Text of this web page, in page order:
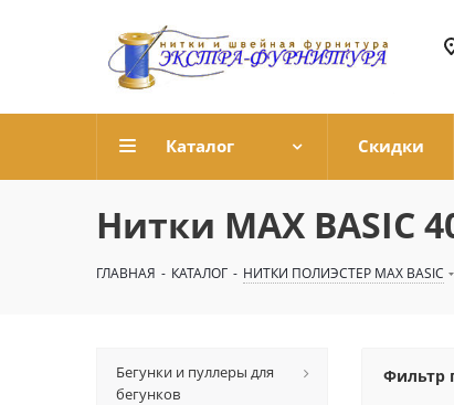
Каталог Скидки
Нитки МАХ BASIC
ГЛАВНАЯ - КАТАЛОГ - НИТКИ ПОЛИЭСТЕР MAX BASIC
Фильтр
Бегунки и пуллеры для
бегунков